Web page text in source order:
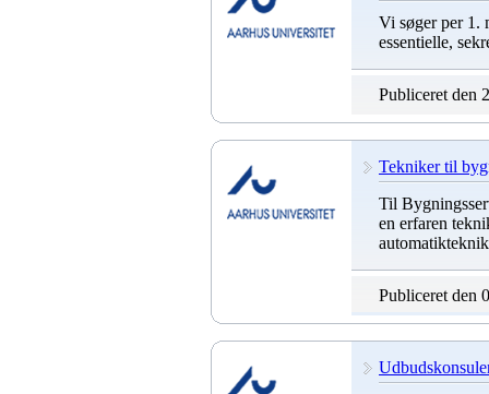
Vi søger per 1.
essentielle,
Publiceret den
Tekniker til
Til
en erfaren
Publiceret den